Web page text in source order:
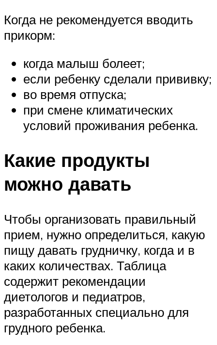
Когда не рекомендуется вводить
прикорм:
когда малыш болеет;
если ребенку сделали прививку;
во время отпуска;
при смене климатических
условий проживания ребенка.
Какие продукты
можно давать
Чтобы организовать правильный
прием, нужно определиться, какую
пищу давать грудничку, когда и в
каких количествах. Таблица
содержит рекомендации
диетологов и педиатров,
разработанных специально для
грудного ребенка.